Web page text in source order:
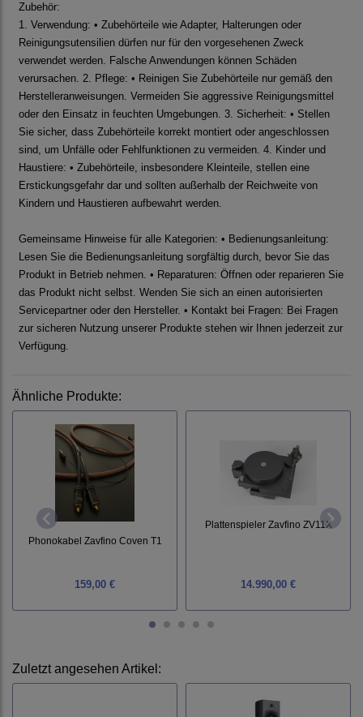
Zubehör:
1. Verwendung: • Zubehörteile wie Adapter, Halterungen oder
Reinigungsutensilien dürfen nur für den vorgesehenen Zweck
verwendet werden. Falsche Anwendungen können Schäden
verursachen. 2. Pflege: • Reinigen Sie Zubehörteile nur gemäß den
Herstelleranweisungen. Vermeiden Sie aggressive Reinigungsmittel
oder den Einsatz in feuchten Umgebungen. 3. Sicherheit: • Stellen
Sie sicher, dass Zubehörteile korrekt montiert oder angeschlossen
sind, um Unfälle oder Fehlfunktionen zu vermeiden. 4. Kinder und
Haustiere: • Zubehörteile, insbesondere Kleinteile, stellen eine
Erstickungsgefahr dar und sollten außerhalb der Reichweite von
Kindern und Haustieren aufbewahrt werden.
Gemeinsame Hinweise für alle Kategorien: • Bedienungsanleitung:
Lesen Sie die Bedienungsanleitung sorgfältig durch, bevor Sie das
Produkt in Betrieb nehmen. • Reparaturen: Öffnen oder reparieren Sie
das Produkt nicht selbst. Wenden Sie sich an einen autorisierten
Servicepartner oder den Hersteller. • Kontakt bei Fragen: Bei Fragen
zur sicheren Nutzung unserer Produkte stehen wir Ihnen jederzeit zur
Verfügung.
Ähnliche Produkte:
Phonokabel Zavfino Coven T1
159,00 €
Plattenspieler Zavfino ZV11X
14.990,00 €
Zuletzt angesehen Artikel: